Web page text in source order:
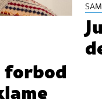
forbod